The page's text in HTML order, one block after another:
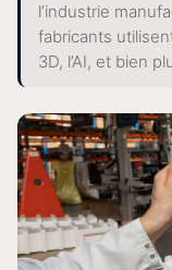
l’industrie
fabricants
3D, l’AI, et bien